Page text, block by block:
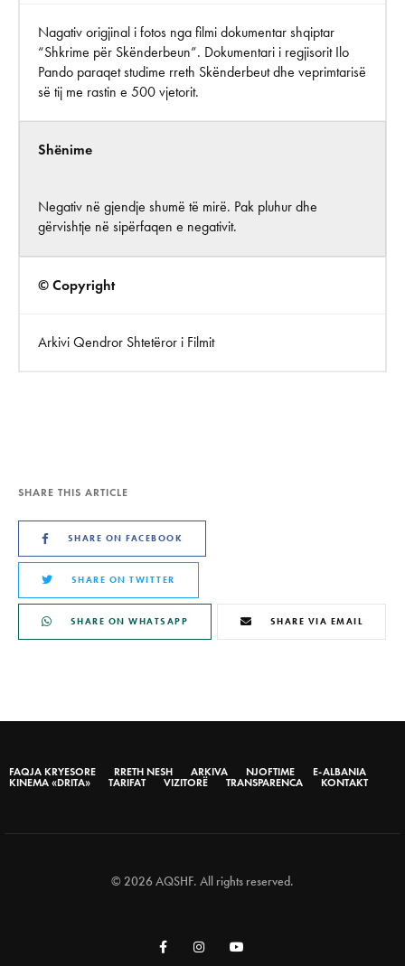
Nagativ origjinal i fotos nga filmi dokumentar shqiptar
“Shkrime për Skënderbeun”. Dokumentari i regjisorit Ilo
Pando paraqet studime rreth Skënderbeut dhe veprimtarisë
së tij me rastin e 500 vjetorit.
Shënime
Negativ në gjendje shumë të mirë. Pak pluhur dhe
gërvishtje në sipërfaqen e negativit.
© Copyright
Arkivi Qendror Shtetëror i Filmit
SHARE THIS ARTICLE
SHARE ON FACEBOOK
SHARE ON TWITTER
SHARE ON WHATSAPP SHARE VIA EMAIL
FAQJA KRYESORE RRETH NESH ARKIVA NJOFTIME
E-ALBANIA
KINEMA «DRITA»
TARIFAT VIZITORË TRANSPARENCA KONTAKT
© 2026 AQSHF. All rights reserved.